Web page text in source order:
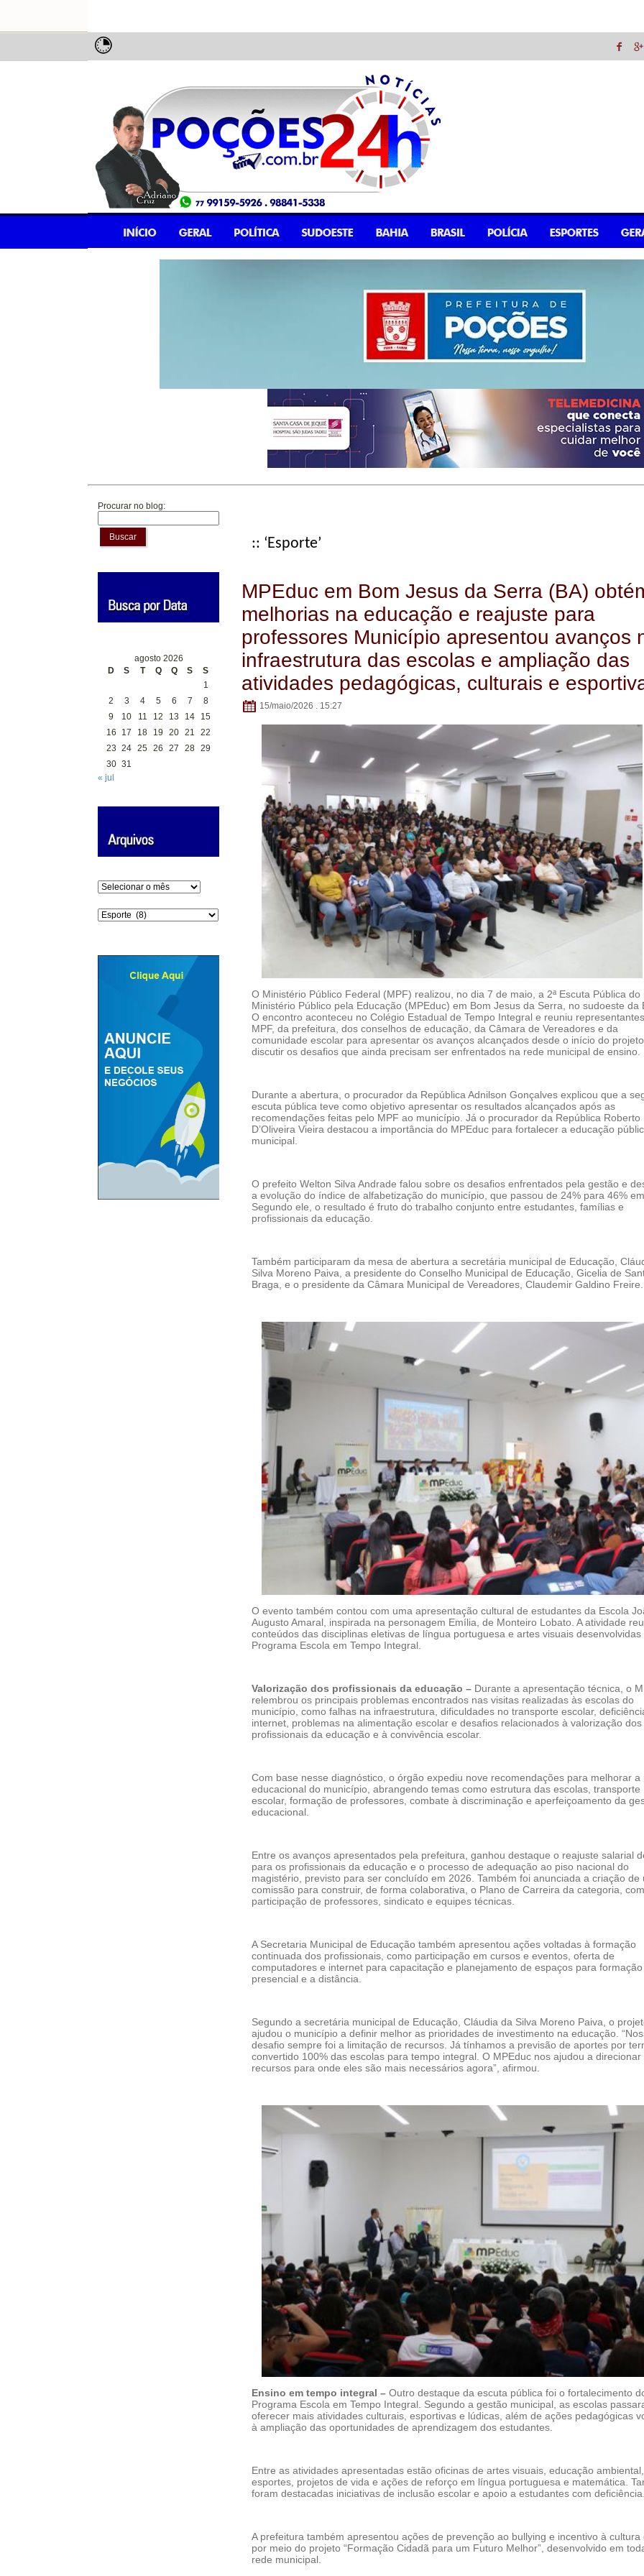
Procurar no blog:
Buscar
agosto 2026
D
S T Q Q S
S
1
2
3 4 5 6 7
8
9
10 11 12 13 14
15
16
17 18 19 20 21
22
23 24 25 26 27 28 29
30 31
« jul
Arquivos
Categorias
:: ‘Esporte’
MPEduc em Bom Jesus da Serra (BA)
melhorias na educação e reajuste para
professores Município apresentou avanços
infraestrutura das escolas e ampliação das
atividades pedagógicas, culturais e
15/maio/2026 . 15:27
O Ministério Público Federal (MPF) realizou, no dia 7 de maio, a 2ª Escuta Pública do
Ministério Público pela Educação (MPEduc) em Bom Jesus da Serra, no sudoeste da
O encontro aconteceu no Colégio Estadual de Tempo Integral e reuniu
MPF, da prefeitura, dos conselhos de educação, da Câmara de Vereadores e da
comunidade escolar para apresentar os avanços alcançados desde o início do
discutir os desafios que ainda precisam ser enfrentados na rede municipal de ensino.
Durante a abertura, o procurador da República Adnilson Gonçalves explicou que a
escuta pública teve como objetivo apresentar os resultados alcançados após as
recomendações feitas pelo MPF ao município. Já o procurador da República Roberto
D’Oliveira Vieira destacou a importância do MPEduc para fortalecer a educação
municipal.
O prefeito Welton Silva Andrade falou sobre os desafios enfrentados pela gestão e
a evolução do índice de alfabetização do município, que passou de 24% para 46%
Segundo ele, o resultado é fruto do trabalho conjunto entre estudantes, famílias e
profissionais da educação.
Também participaram da mesa de abertura a secretária municipal de Educação,
Silva Moreno Paiva, a presidente do Conselho Municipal de Educação, Gicelia de
Braga, e o presidente da Câmara Municipal de Vereadores, Claudemir Galdino Freire.
O evento também contou com uma apresentação cultural de estudantes da Escola
Augusto Amaral, inspirada na personagem Emília, de Monteiro Lobato. A atividade
conteúdos das disciplinas eletivas de língua portuguesa e artes visuais desenvolvidas
Programa Escola em Tempo Integral.
Valorização dos profissionais da educação – Durante a apresentação técnica, o
relembrou os principais problemas encontrados nas visitas realizadas às escolas do
município, como falhas na infraestrutura, dificuldades no transporte escolar,
internet, problemas na alimentação escolar e desafios relacionados à valorização dos
profissionais da educação e à convivência escolar.
Com base nesse diagnóstico, o órgão expediu nove recomendações para melhorar a
educacional do município, abrangendo temas como estrutura das escolas, transporte
escolar, formação de professores, combate à discriminação e aperfeiçoamento da
educacional.
Entre os avanços apresentados pela prefeitura, ganhou destaque o reajuste salarial
para os profissionais da educação e o processo de adequação ao piso nacional do
magistério, previsto para ser concluído em 2026. Também foi anunciada a criação de
comissão para construir, de forma colaborativa, o Plano de Carreira da categoria, com
participação de professores, sindicato e equipes técnicas.
A Secretaria Municipal de Educação também apresentou ações voltadas à formação
continuada dos profissionais, como participação em cursos e eventos, oferta de
computadores e internet para capacitação e planejamento de espaços para formação
presencial e a distância.
Segundo a secretária municipal de Educação, Cláudia da Silva Moreno Paiva, o
ajudou o município a definir melhor as prioridades de investimento na educação.
desafio sempre foi a limitação de recursos. Já tínhamos a previsão de aportes por
convertido 100% das escolas para tempo integral. O MPEduc nos ajudou a direcionar
recursos para onde eles são mais necessários agora”, afirmou.
Ensino em tempo integral – Outro destaque da escuta pública foi o fortalecimento
Programa Escola em Tempo Integral. Segundo a gestão municipal, as escolas
oferecer mais atividades culturais, esportivas e lúdicas, além de ações pedagógicas
à ampliação das oportunidades de aprendizagem dos estudantes.
Entre as atividades apresentadas estão oficinas de artes visuais, educação ambiental,
esportes, projetos de vida e ações de reforço em língua portuguesa e matemática.
foram destacadas iniciativas de inclusão escolar e apoio a estudantes com
A prefeitura também apresentou ações de prevenção ao bullying e incentivo à cultura
por meio do projeto “Formação Cidadã para um Futuro Melhor”, desenvolvido em
rede municipal.